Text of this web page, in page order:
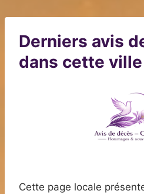
Derniers avis
dans cette ville
Cette page locale